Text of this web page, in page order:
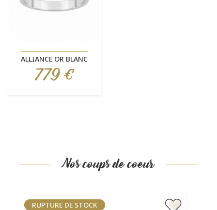
ALLIANCE OR BLANC
Prix
779 €
Nos coups de coeur
RUPTURE DE STOCK